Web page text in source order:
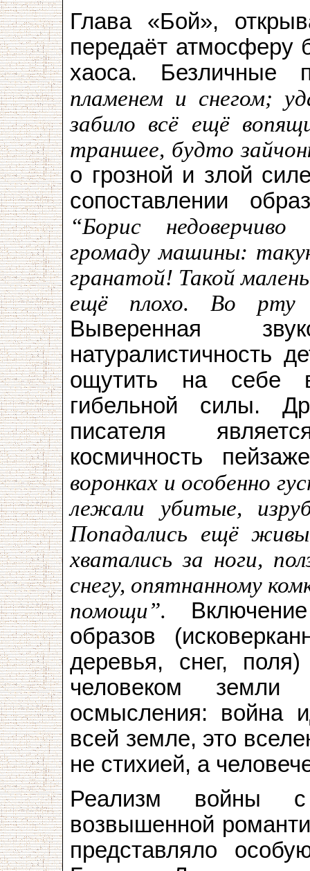
Глава «Бой»,
передаёт атмосферу
хаоса. Безличные
пламенем и снегом;
забило всё ещё
траншее, будто
о грозной и злой
сопоставлении
“Борис
громаду машины:
гранатой! Такой
ещё плохо. Во рту
Выверенная
натуралистичность
ощутить на себе
гибельной силы.
писателя
космичность
воронках и особенно
лежали убитые,
Попадались ещё
хватались за ноги,
снегу, опятнанному
помощи”.
образов
деревья, снег,
человеком
осмысления: война
всей земле, это
не стихией, а
Реализм войны
возвышенной
представляло